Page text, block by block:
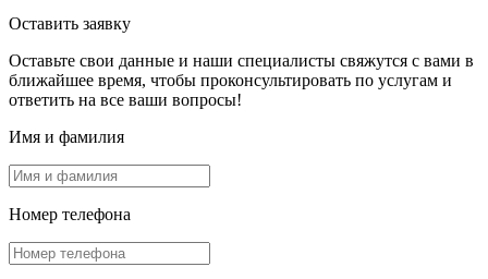
Оставить заявку
Оставьте свои данные и наши специалисты свяжутся с вами в
ближайшее время, чтобы проконсультировать по услугам и
ответить на все ваши вопросы!
Имя и фамилия
Номер телефона